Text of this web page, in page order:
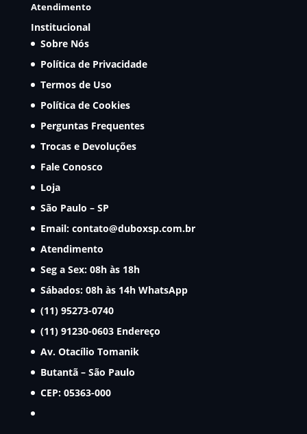
Atendimento
Institucional
Sobre Nós
Política de Privacidade
Termos de Uso
Política de Cookies
Perguntas Frequentes
Trocas e Devoluções
Fale Conosco
Loja
São Paulo – SP
Email: contato@duboxsp.com.br
Atendimento
Seg a Sex: 08h às 18h
Sábados: 08h às 14h WhatsApp
(11) 95273-0740
(11) 91230-0603 Endereço
Av. Otacílio Tomanik
Butantã – São Paulo
CEP: 05363-000